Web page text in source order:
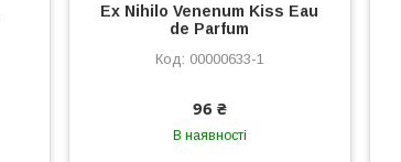
Ex Nihilo Venenum Kiss Eau
de Parfum
00000633-1
96 ₴
В наявності